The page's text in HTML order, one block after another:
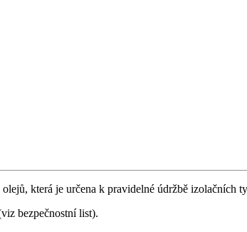
která je určena k pravidelné údržbě izolačních
bezpečnostní list).